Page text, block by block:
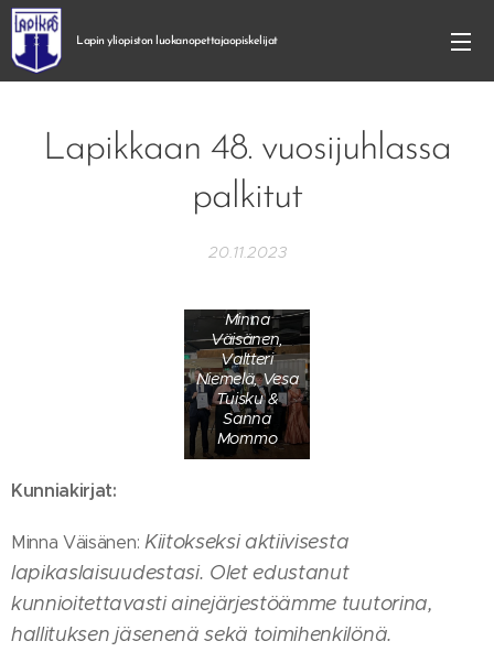
Lapin yliopiston luokanopettajaopiskelijat
Lapikkaan 48. vuosijuhlassa
palkitut
20.11.2023
Minna
Väisänen,
Valtteri
Niemelä, Vesa
Tuisku &
Sanna
Mommo
Kunniakirjat:
Minna Väisänen: Kiitokseksi aktiivisesta
lapikaslaisuudestasi. Olet edustanut
kunnioitettavasti ainejärjestöämme tuutorina,
hallituksen jäsenenä sekä toimihenkilönä.